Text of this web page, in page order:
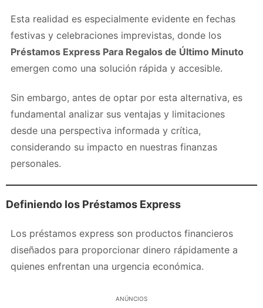
Esta realidad es especialmente evidente en fechas
festivas y celebraciones imprevistas, donde los
Préstamos Express Para Regalos de Último Minuto
emergen como una solución rápida y accesible.
Sin embargo, antes de optar por esta alternativa, es
fundamental analizar sus ventajas y limitaciones
desde una perspectiva informada y crítica,
considerando su impacto en nuestras finanzas
personales.
Definiendo los Préstamos Express
Los préstamos express son productos financieros
diseñados para proporcionar dinero rápidamente a
quienes enfrentan una urgencia económica.
ANÚNCIOS